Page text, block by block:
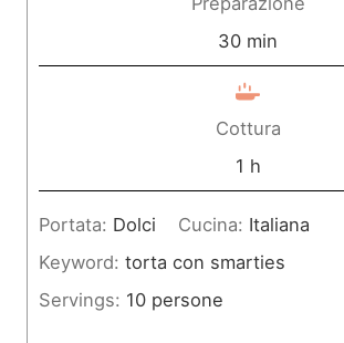
30m
i
t
i
min
Cottura
1 oh
Portata: Dolci Cucina: Italiana
Keyword: torta con smarties
Servings: 10 persone